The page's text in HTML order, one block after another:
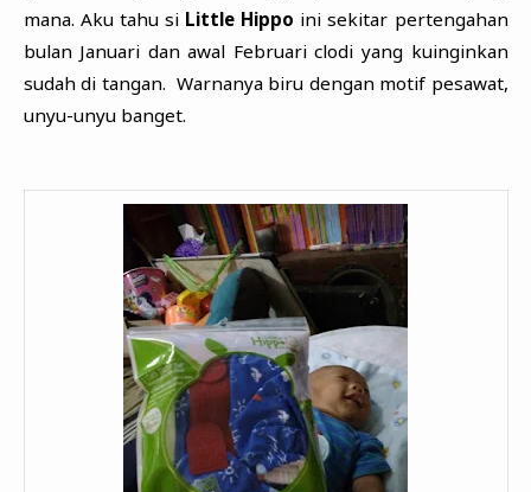
mana. Aku tahu si Little Hippo ini sekitar pertengahan
bulan Januari dan awal Februari clodi yang kuinginkan
sudah di tangan. Warnanya biru dengan motif pesawat,
unyu-unyu banget.